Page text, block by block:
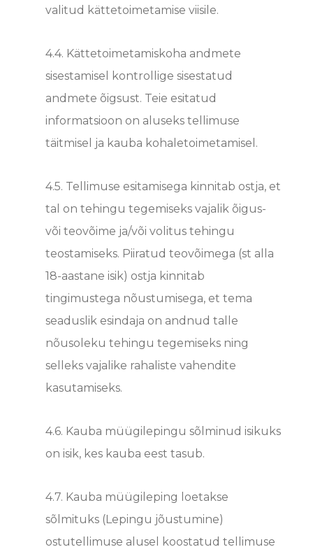
valitud kättetoimetamise viisile.
4.4. Kättetoimetamiskoha andmete
sisestamisel kontrollige sisestatud
andmete õigsust. Teie esitatud
informatsioon on aluseks tellimuse
täitmisel ja kauba kohaletoimetamisel.
4.5. Tellimuse esitamisega kinnitab ostja, et
tal on tehingu tegemiseks vajalik õigus-
või teovõime ja/või volitus tehingu
teostamiseks. Piiratud teovõimega (st alla
18-aastane isik) ostja kinnitab
tingimustega nõustumisega, et tema
seaduslik esindaja on andnud talle
nõusoleku tehingu tegemiseks ning
selleks vajalike rahaliste vahendite
kasutamiseks.
4.6. Kauba müügilepingu sõlminud isikuks
on isik, kes kauba eest tasub.
4.7. Kauba müügileping loetakse
sõlmituks (Lepingu jõustumine)
ostutellimuse alusel koostatud tellimuse